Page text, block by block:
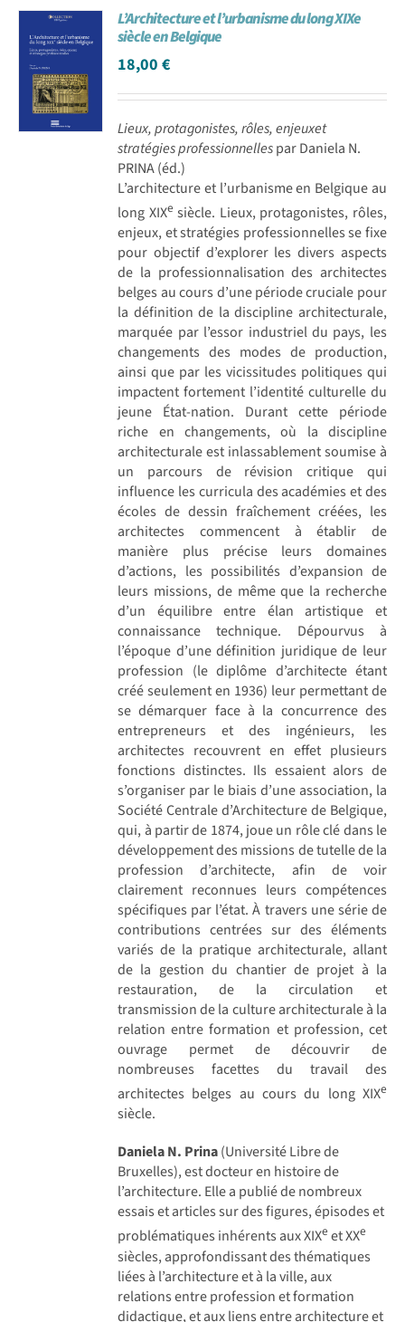
Achat en ligne
Panier WooCommerce
L’Architecture et l’urbanisme du long XIXe
siècle en Belgique
18,00€
Lieux, protagonistes, rôles, enjeuxet
stratégies professionnellespar Daniela N.
PRINA (éd.)
L’architecture et l’urbanisme en Belgique au
long XIXe siècle. Lieux, protagonistes, rôles,
enjeux, et stratégies professionnelles se fixe
pour objectif d’explorer les divers aspects
de la professionnalisation des architectes
belges au cours d’une période cruciale pour
la définition de la discipline architecturale,
marquée par l’essor industriel du pays, les
changements des modes de production,
ainsi que par les vicissitudes politiques qui
impactent fortement l’identité culturelle du
jeune État-nation. Durant cette période
riche en changements, où la discipline
architecturale est inlassablement soumise à
un parcours de révision critique qui
influence les curricula des académies et des
écoles de dessin fraîchement créées, les
architectes commencent à établir de
manière plus précise leurs domaines
d’actions, les possibilités d’expansion de
leurs missions, de même que la recherche
d’un équilibre entre élan artistique et
connaissance technique. Dépourvus à
l’époque d’une définition juridique de leur
profession (le diplôme d’architecte étant
créé seulement en 1936) leur permettant de
se démarquer face à la concurrence des
entrepreneurs et des ingénieurs, les
architectes recouvrent en effet plusieurs
fonctions distinctes. Ils essaient alors de
s’organiser par le biais d’une association, la
Société Centrale d’Architecture de Belgique,
qui, à partir de 1874, joue un rôle clé dans le
développement des missions de tutelle de la
profession d’architecte, afin de voir
clairement reconnues leurs compétences
spécifiques par l’état. À travers une série de
contributions centrées sur des éléments
variés de la pratique architecturale, allant
de la gestion du chantier de projet à la
restauration, de la circulation et
transmission de la culture architecturale à la
relation entre formation et profession, cet
ouvrage permet de découvrir de
nombreuses facettes du travail des
architectes belges au cours du long XIXe
siècle.
Daniela N. Prina(Université Libre de
Bruxelles), est docteur en histoire de
l’architecture. Elle a publié de nombreux
essais et articles sur des figures, épisodes et
problématiques inhérents aux XIXe et XXe
siècles, approfondissant des thématiques
liées à l’architecture et à la ville, aux
relations entre profession et formation
didactique, et aux liens entre architecture et